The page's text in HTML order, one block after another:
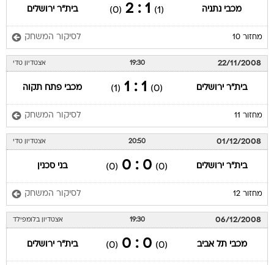
מכבי נתניה (1)
1 : 2
(0) בית"ר ירושלים
מחזור 10 לסיקור המשחק
22/11/2008
19:30 אצטדיון טדי
בית"ר ירושלים (0)
1 : 1
(1) מכבי פתח תקוה
מחזור 11 לסיקור המשחק
01/12/2008
20:50 אצטדיון טדי
בית"ר ירושלים (0)
0 : 0
(0) בני סכנין
מחזור 12 לסיקור המשחק
06/12/2008
19:30 אצטדיון בלומפילד
מכבי תל אביב (0)
0 : 0
(0) בית"ר ירושלים